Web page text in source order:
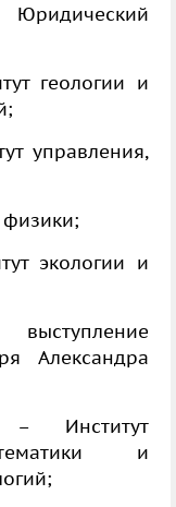
геологии и
управления,
физики;
экологии и
Александра
Институт
и